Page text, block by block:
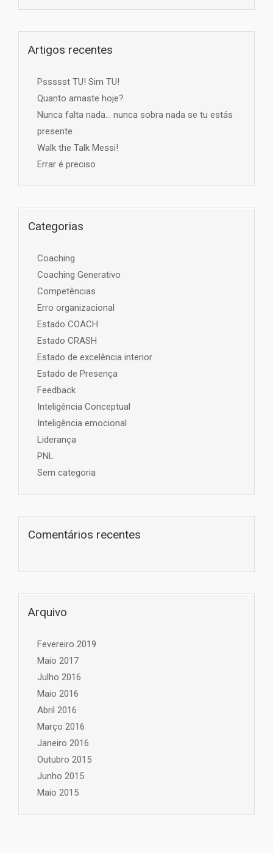
Artigos recentes
Pssssst TU! Sim TU!
Quanto amaste hoje?
Nunca falta nada… nunca sobra nada se tu estás
presente
Walk the Talk Messi!
Errar é preciso
Categorias
Coaching
Coaching Generativo
Competências
Erro organizacional
Estado COACH
Estado CRASH
Estado de excelência interior
Estado de Presença
Feedback
Inteligência Conceptual
Inteligência emocional
Liderança
PNL
Sem categoria
Comentários recentes
Arquivo
Fevereiro 2019
Maio 2017
Julho 2016
Maio 2016
Abril 2016
Março 2016
Janeiro 2016
Outubro 2015
Junho 2015
Maio 2015